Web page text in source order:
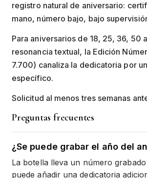
registro natural de aniversario:
mano, número bajo, bajo
Para aniversarios de 18, 25, 36, 50
resonancia textual, la Edición
7.700) canaliza la dedicatoria por
específico.
Solicitud al menos tres semanas
Preguntas frecuentes
¿Se puede grabar el año del
La botella lleva un número grabado
puede añadir una dedicatoria